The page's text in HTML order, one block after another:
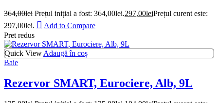
364,00lei Prețul inițial a fost: 364,00lei.297,00leiPrețul curent este:
297,00lei.
Add to Compare
Pret redus
Quick View Adaugă în coș
Baie
Rezervor SMART, Eurociere, Alb, 9L